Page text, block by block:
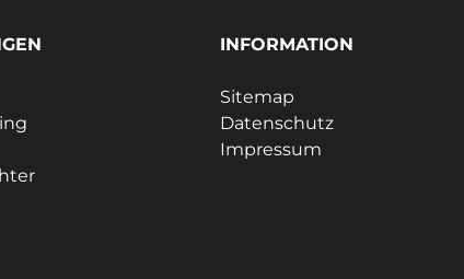
INFORMATION
Sitemap
Datenschutz
Impressum